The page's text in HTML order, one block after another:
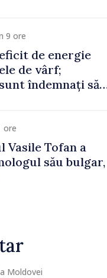
9 ore
de energie
de vârf;
îndemnați să
ore
Tofan a
său bulgar,
Moldovei